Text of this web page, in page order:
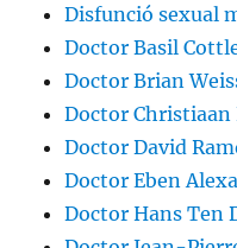
Disfunció sexual
Doctor Basil
Doctor Brian
Doctor
Doctor David
Doctor Eben
Doctor Hans Ten